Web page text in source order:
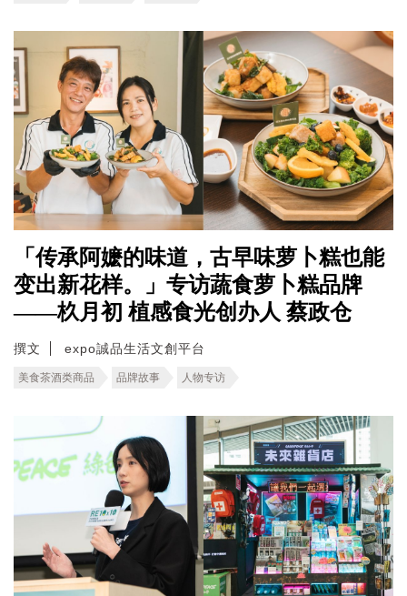
「传承阿嬷的味道，古早味萝卜糕也能
变出新花样。」专访蔬食萝卜糕品牌
——杦月初 植感食光创办人 蔡政仓
撰文 expo誠品生活文創平台
美食茶酒类商品 品牌故事 人物专访